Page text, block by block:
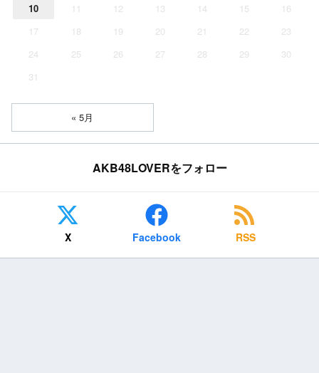
10
11 12 13 14 15
16
17
18 19 20 21 22
23
24
25 26 27 28 29
30
31
« 5月
AKB48LOVERをフォロー
X Facebook RSS